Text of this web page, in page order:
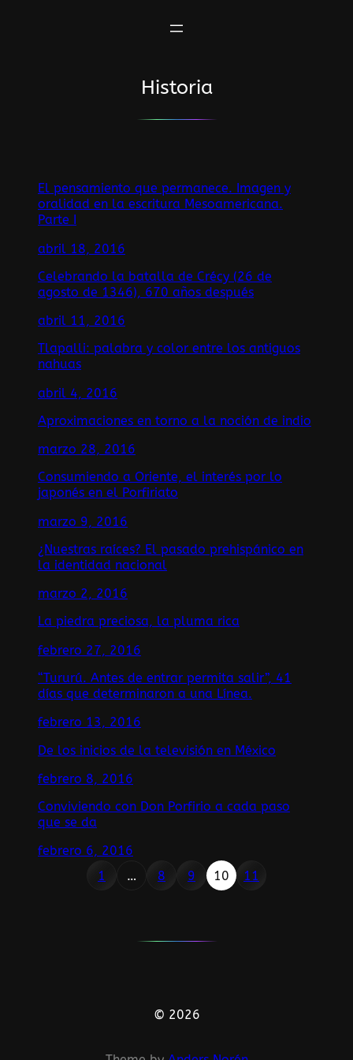
Historia
El pensamiento que permanece. Imagen y
oralidad en la escritura Mesoamericana.
Parte I
abril 18, 2016
Celebrando la batalla de Crécy (26 de
agosto de 1346), 670 años después
abril 11, 2016
Tlapalli: palabra y color entre los antiguos
nahuas
abril 4, 2016
Aproximaciones en torno a la noción de indio
marzo 28, 2016
Consumiendo a Oriente, el interés por lo
japonés en el Porfiriato
marzo 9, 2016
¿Nuestras raíces? El pasado prehispánico en
la identidad nacional
marzo 2, 2016
La piedra preciosa, la pluma rica
febrero 27, 2016
“Tururú. Antes de entrar permita salir”, 41
días que determinaron a una Línea.
febrero 13, 2016
De los inicios de la televisión en México
febrero 8, 2016
Conviviendo con Don Porfirio a cada paso
que se da
febrero 6, 2016
1
… 8 9 10 11
© 2026